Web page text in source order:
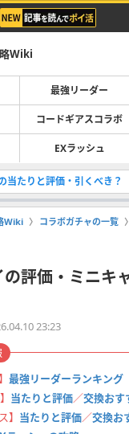
Wiki
最強リーダー
コードギアスコラボ
EXラッシュ
当たりと評価・引くべき？
Wiki コラボガチャの一覧
の評価・ミニキ
23:23
最強リーダーランキング
当たりと評価／交換おす
】 当たりと評価／交換お